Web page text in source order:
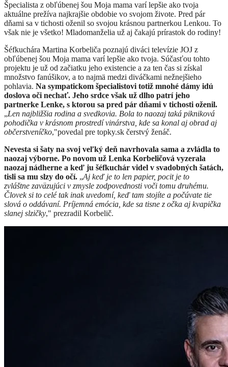
Špecialista z obľúbenej šou Moja mama varí lepšie ako tvoja
aktuálne prežíva najkrajšie obdobie vo svojom živote. Pred pár
dňami sa v tichosti oženil so svojou krásnou partnerkou Lenkou. To
však nie je všetko! Mladomanželia už aj čakajú prírastok do rodiny!
Šéfkuchára Martina Korbeliča poznajú diváci televízie JOJ z
obľúbenej šou Moja mama varí lepšie ako tvoja. Súčasťou tohto
projektu je už od začiatku jeho existencie a za ten čas si získal
množstvo fanúšikov, a to najmä medzi diváčkami nežnejšieho
pohlavia. Na sympatickom špecialistovi totiž mnohé dámy idú
doslova oči nechať. Jeho srdce však už dlho patrí jeho
partnerke Lenke, s ktorou sa pred pár dňami v tichosti oženil.
„Len najbližšia rodina a svedkovia. Bola to naozaj taká pikniková
pohodička v krásnom prostredí vinárstva, kde sa konal aj obrad aj
občerstveníčko,"povedal pre topky.sk čerstvý ženáč.
Nevesta si šaty na svoj veľký deň navrhovala sama a zvládla to
naozaj výborne. Po novom už Lenka Korbeličová vyzerala
naozaj nádherne a keď ju šéfkuchár videl v svadobných šatách,
tisli sa mu slzy do očí. „Aj keď je to len papier, pocit je to
zvláštne zaväzujúci v zmysle zodpovednosti voči tomu druhému.
Človek si to celé tak inak uvedomí, keď tam stojíte a počúvate tie
slová o oddávaní. Príjemná emócia, kde sa tisne z očka aj kvapička
slanej slzičky," prezradil Korbelič.